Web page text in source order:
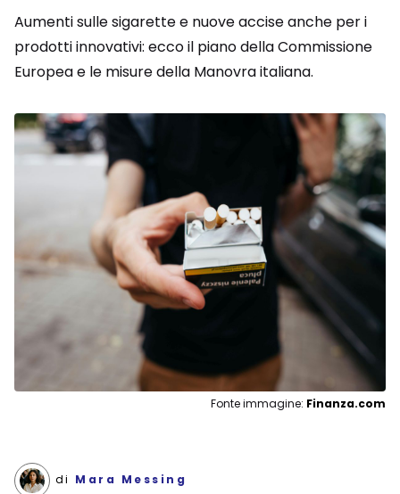
Aumenti sulle sigarette e nuove accise anche per i
prodotti innovativi: ecco il piano della Commissione
Europea e le misure della Manovra italiana.
Fonte immagine: Finanza.com
di Mara Messing